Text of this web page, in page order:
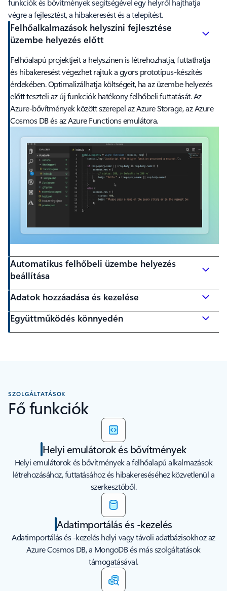
Felhőalkalmazások helyszíni fejlesztése
üzembe helyezés előtt
Felhőalapú projektjeit a helyszínen is létrehozhatja, futtathatja
és hibakeresést végezhet rajtuk a gyors prototípus-készítés
érdekében. Optimalizálhatja költségeit, ha az üzembe helyezés
előtt teszteli az új funkciók hatékony felhőbeli futtatását. Az
Azure-bővítmények között szerepel az Azure Storage, az Azure
Cosmos DB és az Azure Functions emulátora.
Automatikus felhőbeli üzembe helyezés
beállítása
Adatok hozzáadása és kezelése
Együttműködés könnyedén
funkciók és bővítmények segítségével egy helyről hajthatja
végre a fejlesztést, a hibakeresést és a telepítést.
SZOLGÁLTATÁSOK
Fő funkciók
Helyi emulátorok és bővítmények
Helyi emulátorok és bővítmények a felhőalapú alkalmazások
létrehozásához, futtatásához és hibakereséséhez közvetlenül a
szerkesztőből.
Adatimportálás és -kezelés
Adatimportálás és -kezelés helyi vagy távoli adatbázisokhoz az
Azure Cosmos DB, a MongoDB és más szolgáltatások
támogatásával.